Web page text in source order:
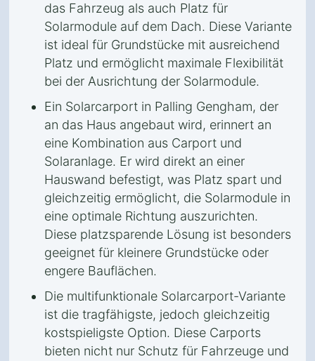
das Fahrzeug als auch Platz für
Solarmodule auf dem Dach. Diese Variante
ist ideal für Grundstücke mit ausreichend
Platz und ermöglicht maximale Flexibilität
bei der Ausrichtung der Solarmodule.
Ein Solarcarport in Palling Gengham, der
an das Haus angebaut wird, erinnert an
eine Kombination aus Carport und
Solaranlage. Er wird direkt an einer
Hauswand befestigt, was Platz spart und
gleichzeitig ermöglicht, die Solarmodule in
eine optimale Richtung auszurichten.
Diese platzsparende Lösung ist besonders
geeignet für kleinere Grundstücke oder
engere Bauflächen.
Die multifunktionale Solarcarport-Variante
ist die tragfähigste, jedoch gleichzeitig
kostspieligste Option. Diese Carports
bieten nicht nur Schutz für Fahrzeuge und